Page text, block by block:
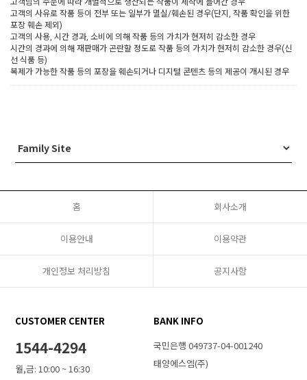
고객의 사유로 작품 등이 전부 또는 일부가 멸실/훼손된 경우(단지, 작품 확인을 위한
포장 훼손 제외)
고객의 사용, 시간 경과, 소비에 의해 작품 등의 가치가 현저히 감소한 경우
시간의 경과에 의해 재판매가 곤란할 정도로 작품 등의 가치가 현저히 감소한 경우(신
선 식품 등)
복제가 가능한 작품 등의 포장을 훼손되거나 디지털 콘텐츠 등의 제공이 개시된 경우
홈 회사소개
이용안내 이용약관
개인정보 처리방침 공지사항
CUSTOMER CENTER
1544-4294
월,금: 10:00 ~ 16:30
BANK INFO
국민은행 049737-04-001240
태양에스엠(주)